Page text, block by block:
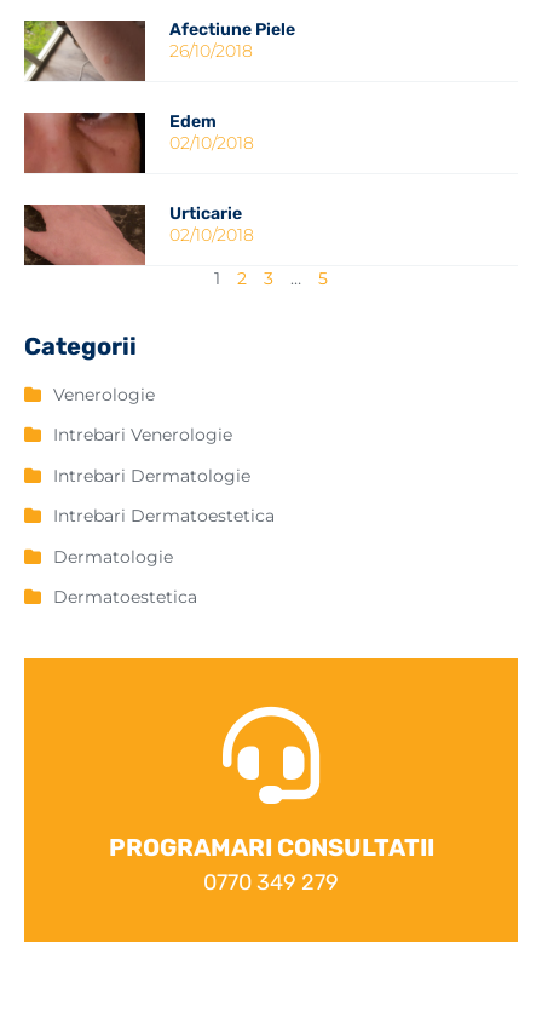
Afectiune Piele
26/10/2018
Edem
02/10/2018
Urticarie
02/10/2018
1
2 3 … 5
Categorii
Venerologie
Intrebari Venerologie
Intrebari Dermatologie
Intrebari Dermatoestetica
Dermatologie
Dermatoestetica
PROGRAMARI CONSULTATII
0770 349 279